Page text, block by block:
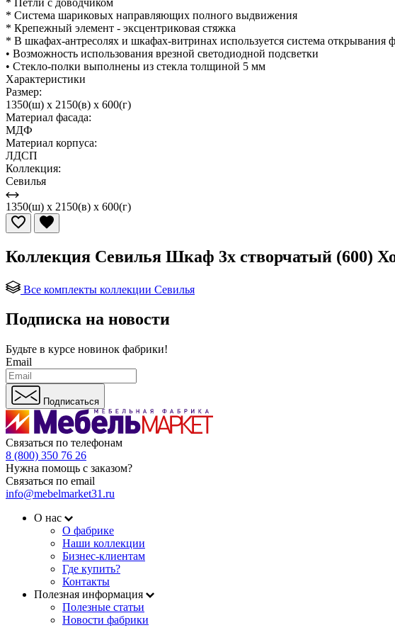
* Система шариковых направляющих полного выдвижения
* Крепежный элемент - эксцентриковая стяжка
* В шкафах-антресолях и шкафах-витринах используется система открывания
• Возможность использования врезной светодиодной подсветки
• Стекло-полки выполнены из стекла толщиной 5 мм
Характеристики
Размер:
1350(ш) x 2150(в) x 600(г)
Материал фасада:
МДФ
Материал корпуса:
ЛДСП
Коллекция:
Севилья
1350(ш) x 2150(в) x 600(г)
Коллекция Севилья Шкаф 3х створчатый (600)
Все комплекты коллекции Севилья
Подписка на новости
Будьте в курсе новинок фабрики!
Email
Подписаться
Связаться по телефонам
8 (800) 350 76 26
Нужна помощь с заказом?
Связаться по email
info@mebelmarket31.ru
О нас
О фабрике
Наши коллекции
Бизнес-клиентам
Где купить?
Контакты
Полезная информация
Полезные статьи
Новости фабрики